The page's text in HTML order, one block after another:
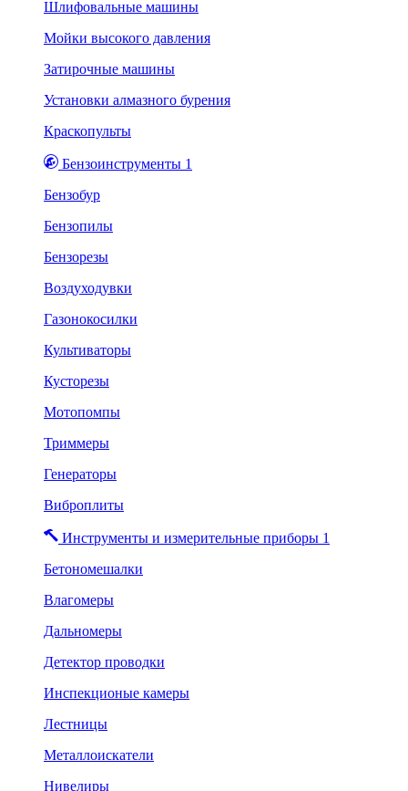
Шлифовальные машины
Мойки высокого давления
Затирочные машины
Установки алмазного бурения
Краскопульты
Бензоинструменты 1
Бензобур
Бензопилы
Бензорезы
Воздуходувки
Газонокосилки
Культиваторы
Кусторезы
Мотопомпы
Триммеры
Генераторы
Виброплиты
Инструменты и измерительные приборы 1
Бетономешалки
Влагомеры
Дальномеры
Детектор проводки
Инспекционые камеры
Лестницы
Металлоискатели
Нивелиры